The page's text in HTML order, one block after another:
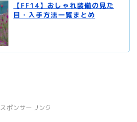
【FF14】おしゃれ装備の見た
目・入手方法一覧まとめ
スポンサーリンク